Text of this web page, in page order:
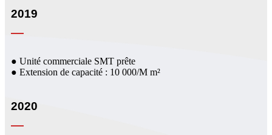
2019
● Unité commerciale SMT prête
● Extension de capacité : 10 000/M m²
2020